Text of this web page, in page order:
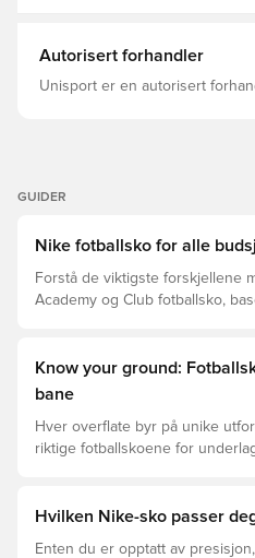
Autorisert forhandler
Unisport er en autorisert
GUIDER
Nike fotballsko for alle
Forstå de viktigste forskjellene
Academy og Club fotballsko,
Know your ground:
bane
Hver overflate byr på unike
riktige fotballskoene for
fotballsko som er det beste
Hvilken Nike-sko passer
Enten du er opptatt av